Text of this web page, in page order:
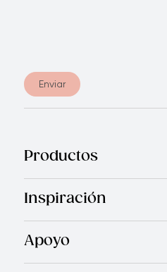
Enviar
Productos
Mas VendidosCocina
Inspiración
RecetasBlogRevista
Apoyo
Garantía Royal Prestige®